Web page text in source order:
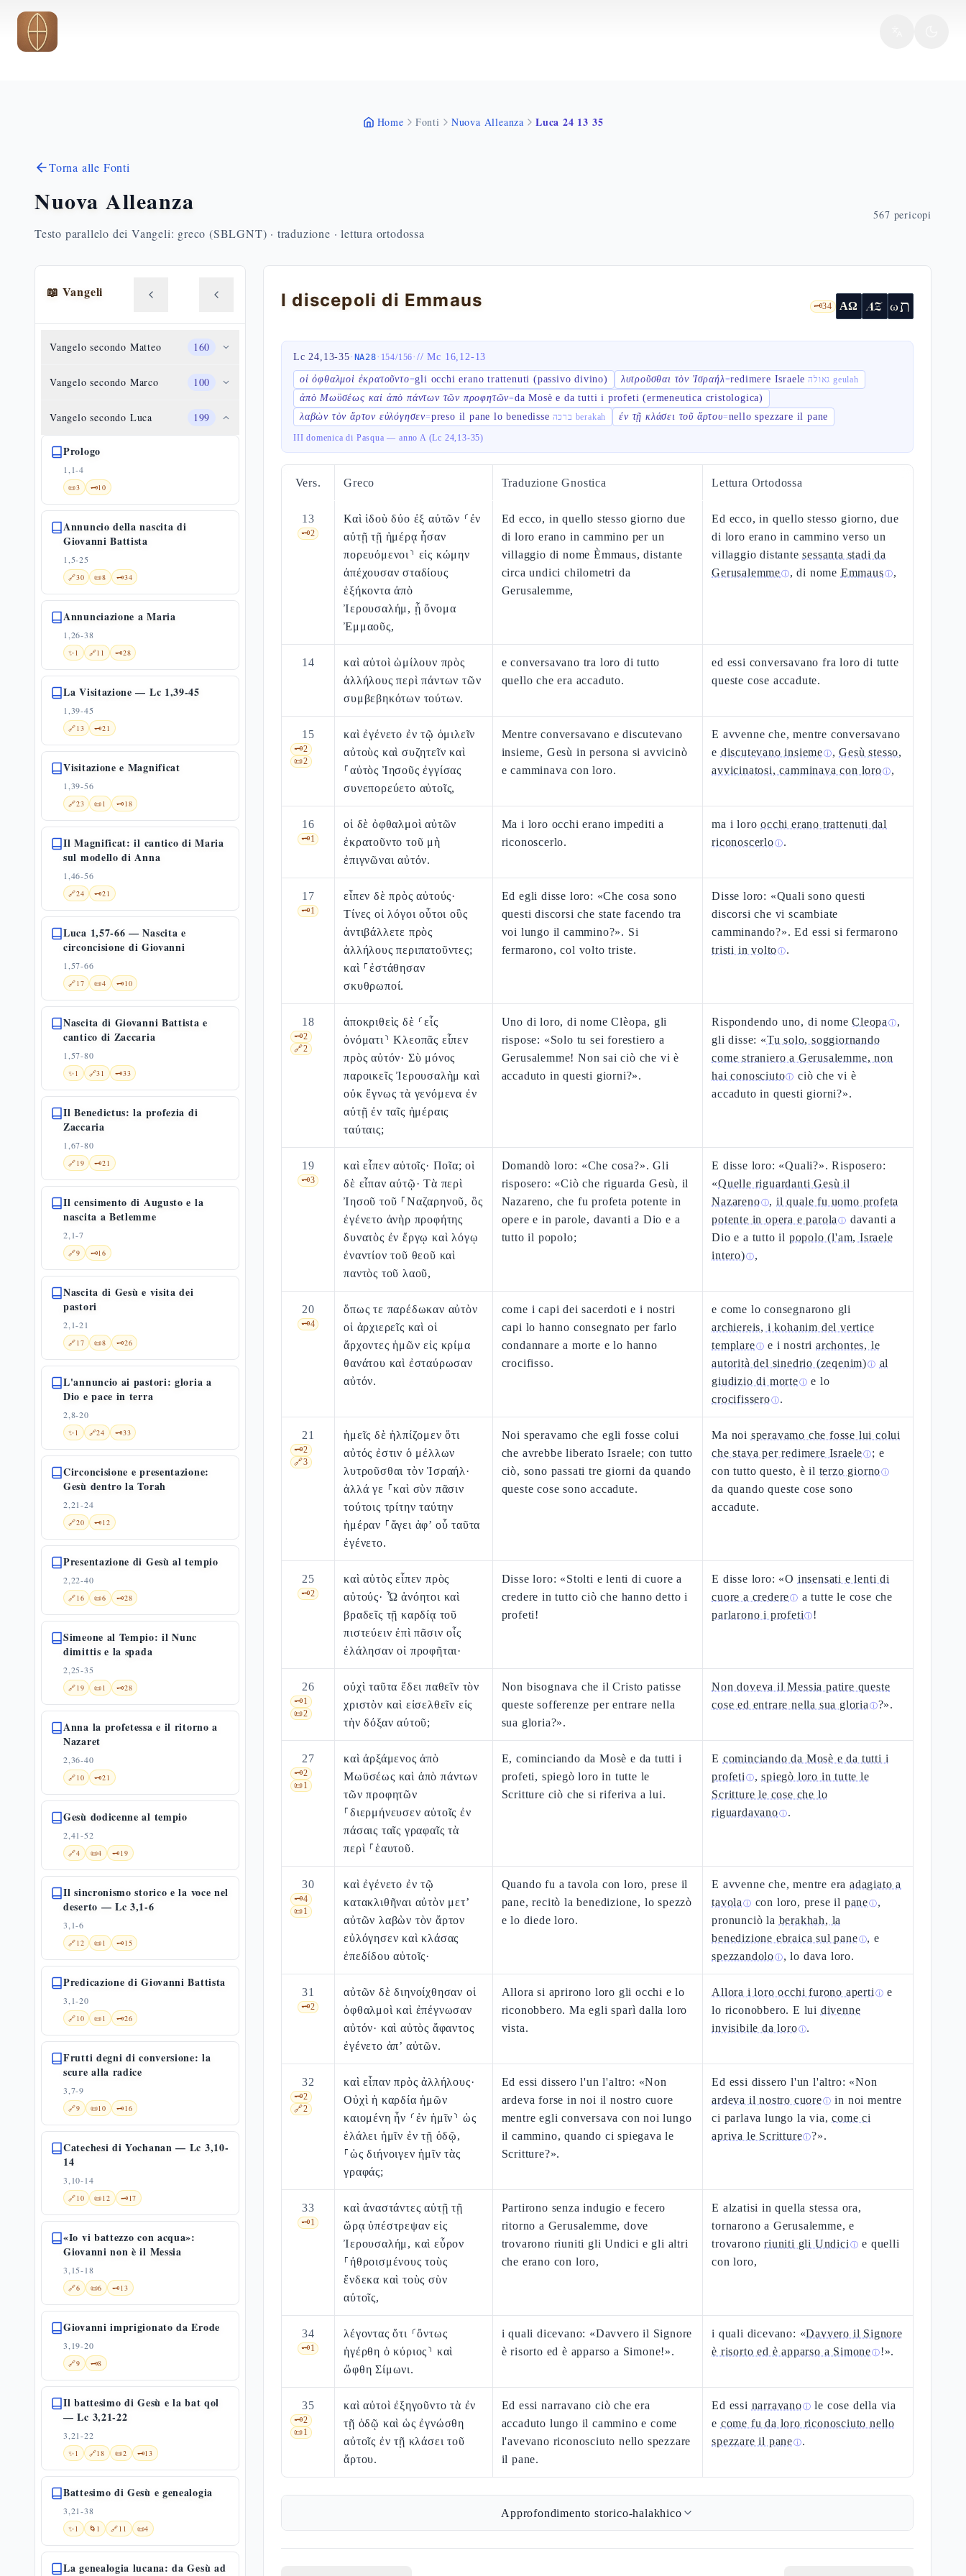
Vai al contenuto principale
Home Fonti Nuova Alleanza Luca 24 13 35
Torna alle Fonti
Nuova Alleanza
Testo parallelo dei Vangeli: greco (SBLGNT) · traduzione · lettura ortodossa
567 pericopi
📖 Vangeli
Vangelo secondo Matteo 160
Vangelo secondo Marco 100
Vangelo secondo Luca 199
Prologo
1,1-4
📜3 🗝️10
Annuncio della nascita di
Giovanni Battista
1,5-25
🔗30 📜8 🗝️34
Annunciazione a Maria
1,26-38
✨1 🔗11 🗝️28
La Visitazione — Lc 1,39-45
1,39-45
🔗13 🗝️21
Visitazione e Magnificat
1,39-56
🔗23 📜1 🗝️18
Il Magnificat: il cantico di Maria
sul modello di Anna
1,46-56
🔗24 🗝️21
Luca 1,57-66 — Nascita e
circoncisione di Giovanni
1,57-66
🔗17 📜4 🗝️10
Nascita di Giovanni Battista e
cantico di Zaccaria
1,57-80
✨1 🔗31 🗝️33
Il Benedictus: la profezia di
Zaccaria
1,67-80
🔗19 🗝️21
Il censimento di Augusto e la
nascita a Betlemme
2,1-7
🔗9 🗝️16
Nascita di Gesù e visita dei
pastori
2,1-21
🔗17 📜8 🗝️26
L'annuncio ai pastori: gloria a
Dio e pace in terra
2,8-20
✨1 🔗24 🗝️33
Circoncisione e presentazione:
Gesù dentro la Torah
2,21-24
🔗20 🗝️12
Presentazione di Gesù al tempio
2,22-40
🔗16 📜6 🗝️28
Simeone al Tempio: il Nunc
dimittis e la spada
2,25-35
🔗19 📜1 🗝️28
Anna la profetessa e il ritorno a
Nazaret
2,36-40
🔗10 🗝️21
Gesù dodicenne al tempio
2,41-52
🔗4 📜4 🗝️19
Il sincronismo storico e la voce nel
deserto — Lc 3,1-6
3,1-6
🔗12 📜1 🗝️15
Predicazione di Giovanni Battista
3,1-20
🔗10 📜1 🗝️26
Frutti degni di conversione: la
scure alla radice
3,7-9
🔗9 📜10 🗝️16
Catechesi di Yochanan — Lc 3,10-
14
3,10-14
🔗10 📜12 🗝️17
«Io vi battezzo con acqua»:
Giovanni non è il Messia
3,15-18
🔗6 📜6 🗝️13
Giovanni imprigionato da Erode
3,19-20
🔗9 🗝️8
Il battesimo di Gesù e la bat qol
— Lc 3,21-22
3,21-22
✨1 🔗18 📜2 🗝️13
Battesimo di Gesù e genealogia
3,21-38
✨1 🌀 1 🔗11 📜4
La genealogia lucana: da Gesù ad
I discepoli di Emmaus 🗝️34 ΑΩ AZ ωת
Lc 24,13-35· NA28· 154/156·//Mc 16,12-13
οἱ ὀφθαλμοὶ ἐκρατοῦντο=gli occhi erano trattenuti (passivo divino) λυτροῦσθαι τὸν Ἰσραήλ=redimere Israele גאולה geulah
ἀπὸ Μωϋσέως καὶ ἀπὸ πάντων τῶν προφητῶν=da Mosè e da tutti i profeti (ermeneutica cristologica)
λαβὼν τὸν ἄρτον εὐλόγησεν=preso il pane lo benedisse ברכה berakah ἐν τῇ κλάσει τοῦ ἄρτου=nello spezzare il pane
III domenica di Pasqua — anno A (Lc 24,13-35)
Vers. Greco Traduzione Gnostica Lettura Ortodossa
13
🗝️2
Καὶ ἰδοὺ δύο ἐξ αὐτῶν ⸂ἐν
αὐτῇ τῇ ἡμέρᾳ ἦσαν
πορευόμενοι⸃ εἰς κώμην
ἀπέχουσαν σταδίους
ἑξήκοντα ἀπὸ
Ἰερουσαλήμ, ᾗ ὄνομα
Ἐμμαοῦς,
Ed ecco, in quello stesso giorno due
di loro erano in cammino per un
villaggio di nome Èmmaus, distante
circa undici chilometri da
Gerusalemme,
Ed ecco, in quello stesso giorno, due
di loro erano in cammino verso un
villaggio distantesessanta stadi da
Gerusalemmeⓘ, di nome Emmausⓘ,
14
καὶ αὐτοὶ ὡμίλουν πρὸς
ἀλλήλους περὶ πάντων τῶν
συμβεβηκότων τούτων.
e conversavano tra loro di tutto
quello che era accaduto.
ed essi conversavano fra loro di tutte
queste cose accadute.
15
🗝️2
📜2
καὶ ἐγένετο ἐν τῷ ὁμιλεῖν
αὐτοὺς καὶ συζητεῖν καὶ
⸀αὐτὸς Ἰησοῦς ἐγγίσας
συνεπορεύετο αὐτοῖς,
Mentre conversavano e discutevano
insieme, Gesù in persona si avvicinò
e camminava con loro.
E avvenne che, mentre conversavano
e discutevano insiemeⓘ,Gesù stesso,
avvicinatosi, camminava con loroⓘ,
16
🗝️1
οἱ δὲ ὀφθαλμοὶ αὐτῶν
ἐκρατοῦντο τοῦ μὴ
ἐπιγνῶναι αὐτόν.
Ma i loro occhi erano impediti a
riconoscerlo.
ma i loroocchi erano trattenuti dal
riconoscerloⓘ.
17
🗝️1
εἶπεν δὲ πρὸς αὐτούς·
Τίνες οἱ λόγοι οὗτοι οὓς
ἀντιβάλλετε πρὸς
ἀλλήλους περιπατοῦντες;
καὶ ⸀ἐστάθησαν
σκυθρωποί.
Ed egli disse loro: «Che cosa sono
questi discorsi che state facendo tra
voi lungo il cammino?». Si
fermarono, col volto triste.
Disse loro: «Quali sono questi
discorsi che vi scambiate
camminando?». Ed essi si fermarono
tristi in voltoⓘ.
18
🗝️2
🔗2
ἀποκριθεὶς δὲ ⸂εἷς
ὀνόματι⸃ Κλεοπᾶς εἶπεν
πρὸς αὐτόν· Σὺ μόνος
παροικεῖς Ἰερουσαλὴμ καὶ
οὐκ ἔγνως τὰ γενόμενα ἐν
αὐτῇ ἐν ταῖς ἡμέραις
ταύταις;
Uno di loro, di nome Clèopa, gli
rispose: «Solo tu sei forestiero a
Gerusalemme! Non sai ciò che vi è
accaduto in questi giorni?».
Rispondendo uno, di nomeCleopa ⓘ,
gli disse: «Tu solo, soggiornando
come straniero a Gerusalemme, non
hai conosciutoⓘ ciò che vi è
accaduto in questi giorni?».
19
🗝️3
καὶ εἶπεν αὐτοῖς· Ποῖα; οἱ
δὲ εἶπαν αὐτῷ· Τὰ περὶ
Ἰησοῦ τοῦ ⸀Ναζαρηνοῦ, ὃς
ἐγένετο ἀνὴρ προφήτης
δυνατὸς ἐν ἔργῳ καὶ λόγῳ
ἐναντίον τοῦ θεοῦ καὶ
παντὸς τοῦ λαοῦ,
Domandò loro: «Che cosa?». Gli
risposero: «Ciò che riguarda Gesù, il
Nazareno, che fu profeta potente in
opere e in parole, davanti a Dio e a
tutto il popolo;
E disse loro: «Quali?». Risposero:
«Quelle riguardanti Gesù il
Nazarenoⓘ,il quale fu uomo profeta
potente in opera e parola ⓘ davanti a
Dio e a tutto il popolo (l'am, Israele
intero)ⓘ,
20
🗝️4
ὅπως τε παρέδωκαν αὐτὸν
οἱ ἀρχιερεῖς καὶ οἱ
ἄρχοντες ἡμῶν εἰς κρίμα
θανάτου καὶ ἐσταύρωσαν
αὐτόν.
come i capi dei sacerdoti e i nostri
capi lo hanno consegnato per farlo
condannare a morte e lo hanno
crocifisso.
e come lo consegnarono gli
archiereis, i kohanim del vertice
templareⓘ e i nostriarchontes, le
autorità del sinedrio (zeqenim)ⓘ al
giudizio di morteⓘ e lo
crocifisseroⓘ.
21
🗝️2
🔗3
ἡμεῖς δὲ ἠλπίζομεν ὅτι
αὐτός ἐστιν ὁ μέλλων
λυτροῦσθαι τὸν Ἰσραήλ·
ἀλλά γε ⸀καὶ σὺν πᾶσιν
τούτοις τρίτην ταύτην
ἡμέραν ⸀ἄγει ἀφ’ οὗ ταῦτα
ἐγένετο.
Noi speravamo che egli fosse colui
che avrebbe liberato Israele; con tutto
ciò, sono passati tre giorni da quando
queste cose sono accadute.
Ma noi speravamo che fosse lui colui
che stava per redimere Israeleⓘ; e
con tutto questo, è il terzo giornoⓘ
da quando queste cose sono
accadute.
25
🗝️2
καὶ αὐτὸς εἶπεν πρὸς
αὐτούς· Ὦ ἀνόητοι καὶ
βραδεῖς τῇ καρδίᾳ τοῦ
πιστεύειν ἐπὶ πᾶσιν οἷς
ἐλάλησαν οἱ προφῆται·
Disse loro: «Stolti e lenti di cuore a
credere in tutto ciò che hanno detto i
profeti!
E disse loro: «O insensati e lenti di
cuore a credereⓘ a tutte le cose che
parlarono i profeti ⓘ!
26
🗝️1
📜2
οὐχὶ ταῦτα ἔδει παθεῖν τὸν
χριστὸν καὶ εἰσελθεῖν εἰς
τὴν δόξαν αὐτοῦ;
Non bisognava che il Cristo patisse
queste sofferenze per entrare nella
sua gloria?».
Non doveva il Messia patire queste
cose ed entrare nella sua gloria ⓘ?».
27
🗝️2
📜1
καὶ ἀρξάμενος ἀπὸ
Μωϋσέως καὶ ἀπὸ πάντων
τῶν προφητῶν
⸀διερμήνευσεν αὐτοῖς ἐν
πάσαις ταῖς γραφαῖς τὰ
περὶ ⸀ἑαυτοῦ.
E, cominciando da Mosè e da tutti i
profeti, spiegò loro in tutte le
Scritture ciò che si riferiva a lui.
E cominciando da Mosè e da tutti i
profeti ⓘ,spiegò loro in tutte le
Scritture le cose che lo
riguardavanoⓘ.
30
🗝️4
📜1
καὶ ἐγένετο ἐν τῷ
κατακλιθῆναι αὐτὸν μετ’
αὐτῶν λαβὼν τὸν ἄρτον
εὐλόγησεν καὶ κλάσας
ἐπεδίδου αὐτοῖς·
Quando fu a tavola con loro, prese il
pane, recitò la benedizione, lo spezzò
e lo diede loro.
E avvenne che, mentre eraadagiato a
tavola ⓘ con loro, prese il paneⓘ,
pronunciò la berakhah, la
benedizione ebraica sul paneⓘ, e
spezzandoloⓘ, lo dava loro.
31
🗝️2
αὐτῶν δὲ διηνοίχθησαν οἱ
ὀφθαλμοὶ καὶ ἐπέγνωσαν
αὐτόν· καὶ αὐτὸς ἄφαντος
ἐγένετο ἀπ’ αὐτῶν.
Allora si aprirono loro gli occhi e lo
riconobbero. Ma egli sparì dalla loro
vista.
Allora i loro occhi furono aperti ⓘ e
lo riconobbero. E lui divenne
invisibile da loroⓘ.
32
🗝️2
🔗2
καὶ εἶπαν πρὸς ἀλλήλους·
Οὐχὶ ἡ καρδία ἡμῶν
καιομένη ἦν ⸂ἐν ἡμῖν⸃ ὡς
ἐλάλει ἡμῖν ἐν τῇ ὁδῷ,
⸀ὡς διήνοιγεν ἡμῖν τὰς
γραφάς;
Ed essi dissero l'un l'altro: «Non
ardeva forse in noi il nostro cuore
mentre egli conversava con noi lungo
il cammino, quando ci spiegava le
Scritture?».
Ed essi dissero l'un l'altro: «Non
ardeva il nostro cuoreⓘ in noi mentre
ci parlava lungo la via,come ci
apriva le Scrittureⓘ?».
33
🗝️1
καὶ ἀναστάντες αὐτῇ τῇ
ὥρᾳ ὑπέστρεψαν εἰς
Ἰερουσαλήμ, καὶ εὗρον
⸀ἠθροισμένους τοὺς
ἕνδεκα καὶ τοὺς σὺν
αὐτοῖς,
Partirono senza indugio e fecero
ritorno a Gerusalemme, dove
trovarono riuniti gli Undici e gli altri
che erano con loro,
E alzatisi in quella stessa ora,
tornarono a Gerusalemme, e
trovaronoriuniti gli Undici ⓘ e quelli
con loro,
34
🗝️1
λέγοντας ὅτι ⸂ὄντως
ἠγέρθη ὁ κύριος⸃ καὶ
ὤφθη Σίμωνι.
i quali dicevano: «Davvero il Signore
è risorto ed è apparso a Simone!».
i quali dicevano: «Davvero il Signore
è risorto ed è apparso a Simoneⓘ!».
35
🗝️2
📜1
καὶ αὐτοὶ ἐξηγοῦντο τὰ ἐν
τῇ ὁδῷ καὶ ὡς ἐγνώσθη
αὐτοῖς ἐν τῇ κλάσει τοῦ
ἄρτου.
Ed essi narravano ciò che era
accaduto lungo il cammino e come
l'avevano riconosciuto nello spezzare
il pane.
Ed essi narravanoⓘ le cose della via
e come fu da loro riconosciuto nello
spezzare il paneⓘ.
Approfondimento storico-halakhico